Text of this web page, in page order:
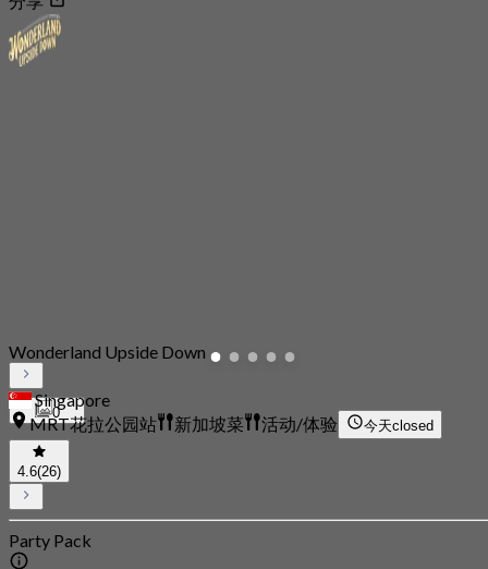
0
Wonderland Upside Down
Singapore
MRT花拉公园站
新加坡菜 活动/体验 今天closed
4.6(26)
Party Pack